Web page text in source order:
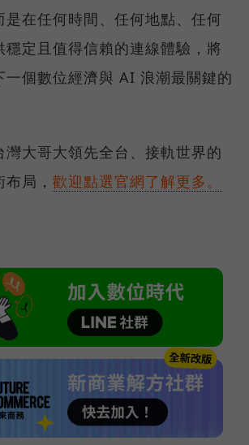
是在任何時間、任何地點、任何
穩定且值得信賴的連線體驗，將
一個數位經濟與 AI 浪潮最關鍵的
灣大哥大領先全台、接軌世界的
局， 歡迎點選官網了解更多。